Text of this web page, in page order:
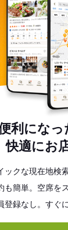
利にな
快適にお
ックな現在地検
も簡単。空席を
登録なし。すぐ